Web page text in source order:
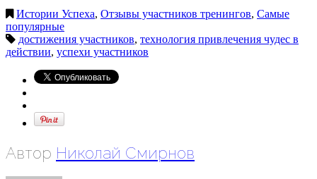
Истории Успеха, Отзывы участников тренингов, Самые
популярные
достижения участников, технология привлечения чудес в
действии, успехи участников
Автор Николай Смирнов